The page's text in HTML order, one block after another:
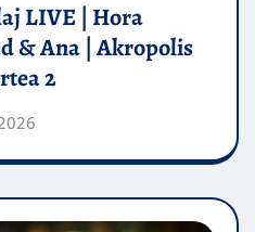
LIVE | Hora
& Ana | Akropolis
2